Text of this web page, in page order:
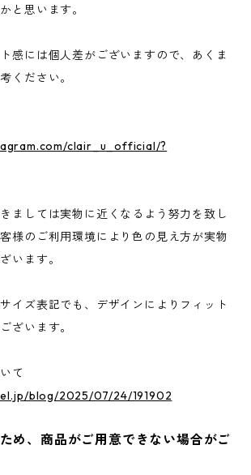
と思います。
感には個人差がございますので、あくま
ください。
clair_u_official/?
ましては実物に近くなるよう努力を致し
様のご利用環境により色の見え方が実物
います。
イズ表記でも、デザインによりフィット
ざいます。
て
blog/2025/07/24/191902
め、商品がご用意できない場合がご